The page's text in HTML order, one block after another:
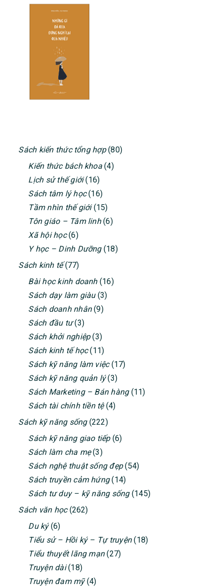
PRIMARY
SIDEBAR
Sách kiến thức tổng hợp(80)
Kiến thức bách khoa(4)
Lịch sử thế giới(16)
Sách tâm lý học(16)
Tầm nhìn thế giới(15)
Tôn giáo – Tâm linh(6)
Xã hội học(6)
Y học – Dinh Dưỡng(18)
Sách kinh tế(77)
Bài học kinh doanh(16)
Sách dạy làm giàu(3)
Sách doanh nhân(9)
Sách đầu tư(3)
Sách khởi nghiệp(3)
Sách kinh tế học(11)
Sách kỹ năng làm việc(17)
Sách kỹ năng quản lý(3)
Sách Marketing – Bán hàng(11)
Sách tài chính tiền tệ(4)
Sách kỹ năng sống(222)
Sách kỹ năng giao tiếp(6)
Sách làm cha mẹ(3)
Sách nghệ thuật sống đẹp(54)
Sách truyền cảm hứng(14)
Sách tư duy – kỹ năng sống(145)
Sách văn học(262)
Du ký(6)
Tiểu sử – Hồi ký – Tự truyện(18)
Tiểu thuyết lãng mạn(27)
Truyện dài(18)
Truyện đam mỹ(4)